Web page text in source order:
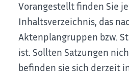
Vorangestellt finden Sie
Inhaltsverzeichnis, das
Aktenplangruppen bzw.
ist. Sollten Satzungen
befinden sie sich derzeit